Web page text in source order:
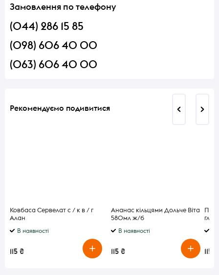
Замовлення по телефону
(044) 286 15 85
(098) 606 40 00
(063) 606 40 00
Рекомендуємо подивитися
Ковбаса Сервелат с / к в / г
Алан
В наявності
115 ₴
Ананас кільцями Дольче Віта
580мл ж/б
В наявності
115 ₴ 115 ₴